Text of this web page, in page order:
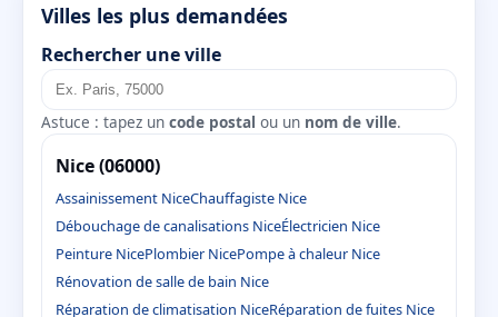
Villes les plus demandées
Rechercher une ville
Astuce : tapez un code postal ou un nom de ville.
Nice (06000)
Assainissement NiceChauffagiste Nice
Débouchage de canalisations NiceÉlectricien Nice
Peinture NicePlombier NicePompe à chaleur Nice
Rénovation de salle de bain Nice
Réparation de climatisation NiceRéparation de fuites Nice